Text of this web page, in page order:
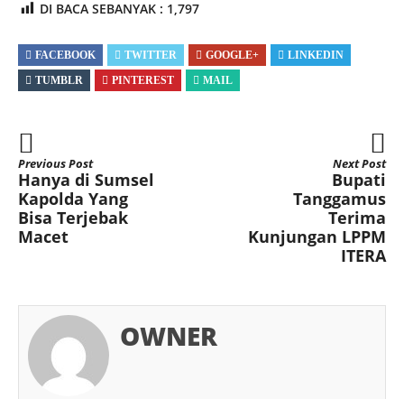
DI BACA SEBANYAK : 1,797
FACEBOOK TWITTER GOOGLE+
LINKEDIN
TUMBLR
PINTEREST MAIL
Previous Post
Hanya di Sumsel
Kapolda Yang
Bisa Terjebak
Macet
Next Post
Bupati
Tanggamus
Terima
Kunjungan LPPM
ITERA
OWNER